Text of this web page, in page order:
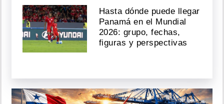
Hasta dónde puede llegar
Panamá en el Mundial
2026: grupo, fechas,
figuras y perspectivas